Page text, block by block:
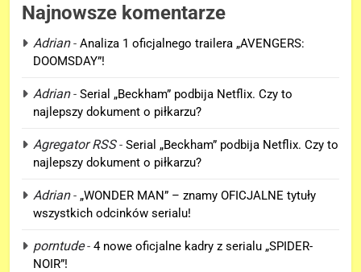
Najnowsze komentarze
Adrian- Analiza 1 oficjalnego trailera „AVENGERS:
DOOMSDAY”!
Adrian- Serial „Beckham” podbija Netflix. Czy to
najlepszy dokument o piłkarzu?
Agregator RSS- Serial „Beckham” podbija Netflix. Czy to
najlepszy dokument o piłkarzu?
Adrian- „WONDER MAN” – znamy OFICJALNE tytuły
wszystkich odcinków serialu!
porntude- 4 nowe oficjalne kadry z serialu „SPIDER-
NOIR”!
5
D.D. Cretton zdradza, że
sceny po napisach „SPIDER-
FILMY